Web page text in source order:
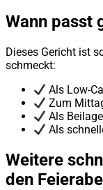
Wann passt
Dieses Gericht ist
schmeckt:
Als Low-
Zum
Als
Als
Weitere
den